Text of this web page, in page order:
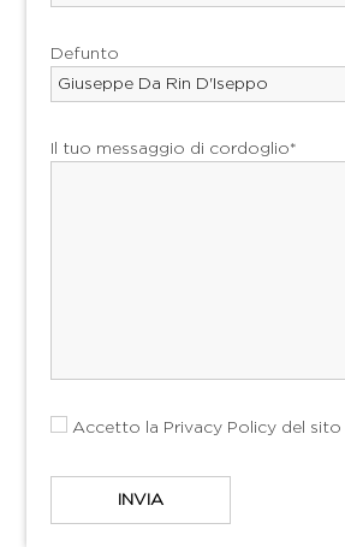
Defunto
Il tuo messaggio di cordoglio*
Accetto la Privacy Policy del sito